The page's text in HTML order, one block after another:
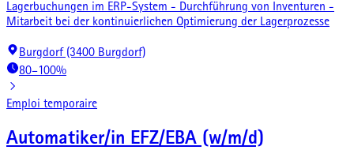
Lagerbuchungen im ERP-System - Durchführung von Inventuren -
Mitarbeit bei der kontinuierlichen Optimierung der Lagerprozesse
Burgdorf (3400 Burgdorf)
80–100%
Emploi temporaire
Automatiker/in EFZ/EBA (w/m/d)